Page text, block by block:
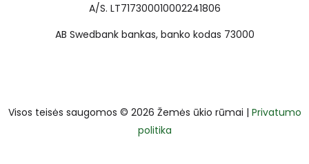
A/S. LT717300010002241806
AB Swedbank bankas, banko kodas 73000
Visos teisės saugomos © 2026 Žemės ūkio rūmai | Privatumo
politika